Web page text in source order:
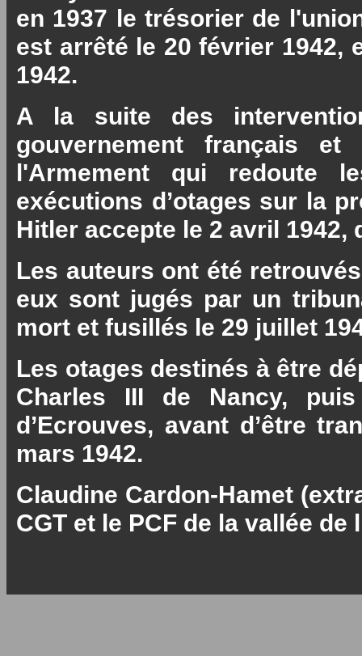
en 1937 le trésorier de
est arrêté le 20 février 1942,
1942.
A la suite des
gouvernement français
l'Armement qui redoute
exécutions d’otages sur la
Hitler accepte le 2 avril
Les auteurs ont été
eux sont jugés par un
mort et fusillés le 29 juillet
Les otages destinés à être
Charles III de Nancy,
d’Ecrouves, avant d’être
mars 1942.
Claudine Cardon-Hamet
CGT et le PCF de la vallée